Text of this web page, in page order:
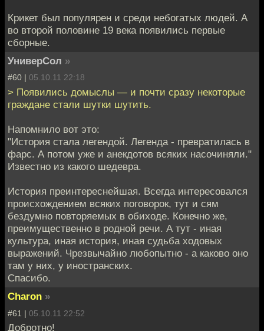
Крикет был популярен и среди небогатых людей. А
во второй половине 19 века появились первые
сборные.
УниверСол »
#60 | 05.10.11 22:18
> Появились домыслы — и почти сразу некоторые
граждане стали шутки шутить.
Напомнило вот это:
"История стала легендой. Легенда - превратилась в
фарс. А потом уже и анекдотов всяких насочиняли."
Известно из какого шедевра.
История преинтереснейшая. Всегда интересовался
происхождением всяких поговорок, тут и сям
бездумно повторяемых в обиходе. Конечно же,
преимущественно в родной речи. А тут - иная
культура, иная история, иная судьба ходовых
выражений. Чрезвычайно любопытно - а каково оно
там у них, у иностранских.
Спасибо.
Charon »
#61 | 05.10.11 22:52
Добротно!